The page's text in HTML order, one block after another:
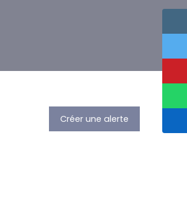
Créer une alerte